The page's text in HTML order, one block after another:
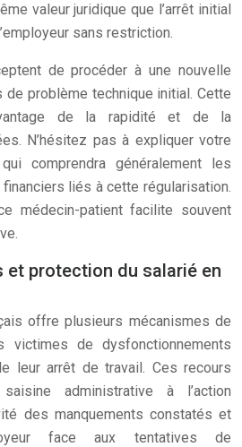
valeur juridique que l’arrêt initial
sans restriction.
de procéder à une nouvelle
problème technique initial. Cette
de la rapidité et de la
N’hésitez pas à expliquer votre
comprendra généralement les
liés à cette régularisation.
médecin-patient facilite souvent
et protection du salarié en
offre plusieurs mécanismes de
victimes de dysfonctionnements
leur arrêt de travail. Ces recours
administrative à l’action
des manquements constatés et
face aux tentatives de